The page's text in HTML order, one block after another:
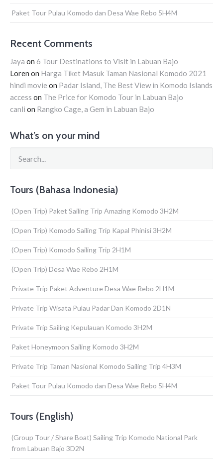
Paket Tour Pulau Komodo dan Desa Wae Rebo 5H4M
Recent Comments
Jaya on 6 Tour Destinations to Visit in Labuan Bajo
Loren on Harga Tiket Masuk Taman Nasional Komodo 2021
hindi movie on Padar Island, The Best View in Komodo Islands
access on The Price for Komodo Tour in Labuan Bajo
canli on Rangko Cage, a Gem in Labuan Bajo
What’s on your mind
Tours (Bahasa Indonesia)
(Open Trip) Paket Sailing Trip Amazing Komodo 3H2M
(Open Trip) Komodo Sailing Trip Kapal Phinisi 3H2M
(Open Trip) Komodo Sailing Trip 2H1M
(Open Trip) Desa Wae Rebo 2H1M
Private Trip Paket Adventure Desa Wae Rebo 2H1M
Private Trip Wisata Pulau Padar Dan Komodo 2D1N
Private Trip Sailing Kepulauan Komodo 3H2M
Paket Honeymoon Sailing Komodo 3H2M
Private Trip Taman Nasional Komodo Sailing Trip 4H3M
Paket Tour Pulau Komodo dan Desa Wae Rebo 5H4M
Tours (English)
(Group Tour / Share Boat) Sailing Trip Komodo National Park
from Labuan Bajo 3D2N